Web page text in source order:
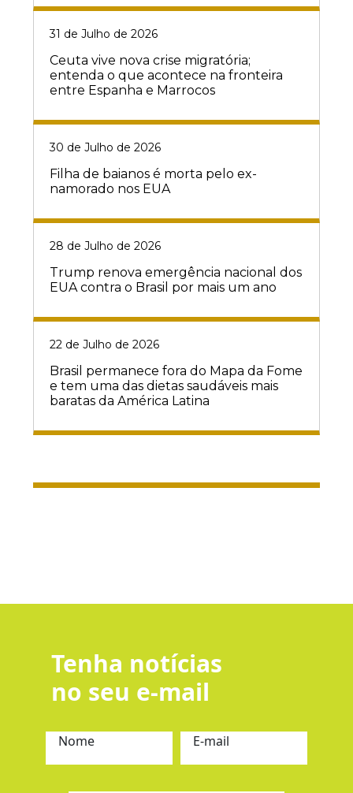
31 de Julho de 2026
Ceuta vive nova crise migratória;
entenda o que acontece na fronteira
entre Espanha e Marrocos
30 de Julho de 2026
Filha de baianos é morta pelo ex-
namorado nos EUA
28 de Julho de 2026
Trump renova emergência nacional dos
EUA contra o Brasil por mais um ano
22 de Julho de 2026
Brasil permanece fora do Mapa da Fome
e tem uma das dietas saudáveis mais
baratas da América Latina
Tenha notícias
no seu e-mail
Nome E-mail